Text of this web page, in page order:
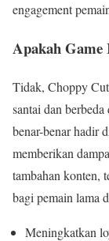
engagement
Apakah
Tidak, Choppy
santai dan
benar-benar hadir
memberikan
tambahan konten,
bagi pemain lama
Meningkatkan